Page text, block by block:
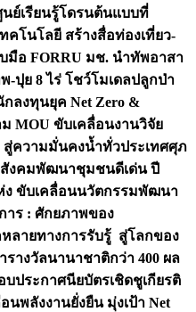
นย์เรียนรู้โดรนต้นแบบที่
คโนโลยี สร้างสื่อท่องเที่ยว-
มือ FORRU มช. นำทัพอาสา
-ปุย 8 ไร่ โชว์โมเดลปลูกป่า
ลงทุนยุค Net Zero &
MOU ขับเคลื่อนงานวิจัย
สู่ความมั่นคงน้ำทั่วประเทศศุภ
สังคมพัฒนาชุมชนดีเด่น ปี
ง ขับเคลื่อนนวัตกรรมพัฒนา
าร : ศักยภาพของ
ลายทางการรับรู้ สู่โลกของ
างวัลนานาชาติกว่า 400 ผล
บประกาศนียบัตรเชิดชูเกียรติ
พลังงานยั่งยืน มุ่งเป้า Net